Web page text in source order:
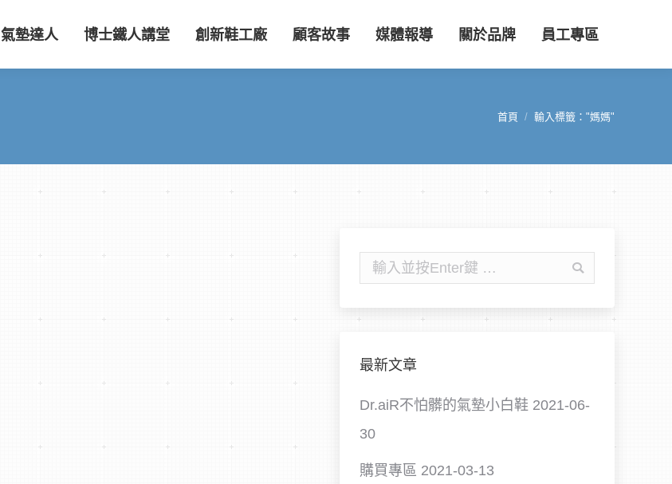
氣墊達人 博士鐵人講堂 創新鞋工廠 顧客故事 媒體報導 關於品牌 員工專區
您在這裡：
首頁 輸入標籤："媽媽"
最新文章
Dr.aiR不怕髒的氣墊小白鞋 2021-06-
30
購買專區 2021-03-13